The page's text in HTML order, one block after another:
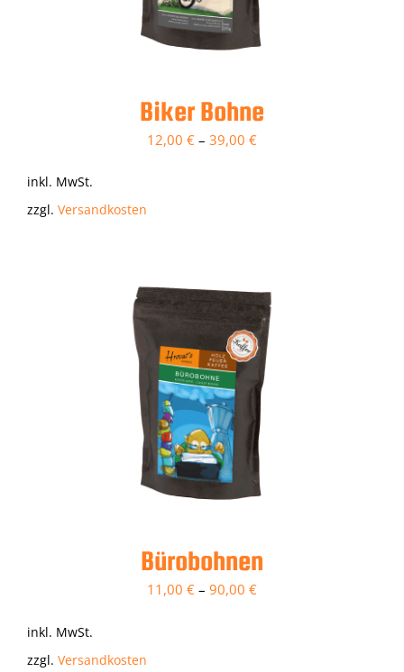
Biker Bohne
12,00 € – 39,00 €
inkl. MwSt.
zzgl. Versandkosten
Bürobohnen
11,00 € – 90,00 €
inkl. MwSt.
zzgl. Versandkosten